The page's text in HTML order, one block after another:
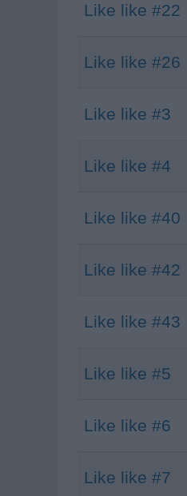
Like like #22
Like like #26
Like like #3
Like like #4
Like like #40
Like like #42
Like like #43
Like like #5
Like like #6
Like like #7